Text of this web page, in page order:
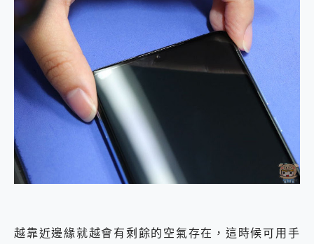
越靠近邊緣就越會有剩餘的空氣存在，這時候可用手